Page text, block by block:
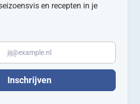
en recepten in je
Inschrijven